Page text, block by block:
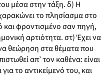
μέσα στην τάξη. δ) Η
το πλησίασμα στο
και φροντισμένο σαν πηγή,
αρτιότητα. στ) Έχει να
θεώρηση στα θέματα που
απ’ τον καθένα: είναι
το αντικείμενό του, και